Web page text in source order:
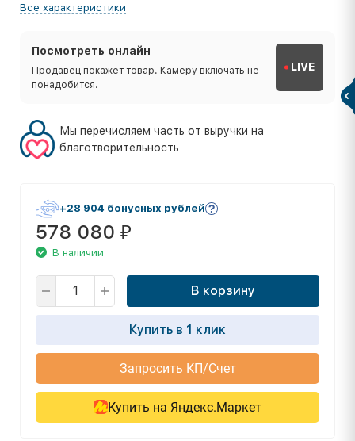
Все характеристики
Посмотреть онлайн
Продавец покажет товар. Камеру включать не
понадобится.
LIVE
Мы перечисляем часть от выручки на
благотворительность
+28 904 бонусных рублей
578 080 ₽
В наличии
В корзину
Купить в 1 клик
Запросить КП/Счет
Купить на Яндекс.Маркет